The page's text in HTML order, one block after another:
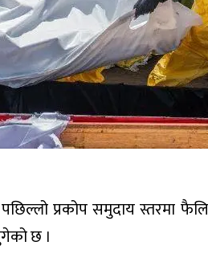
प्रकोप समुदाय स्तरमा
छ ।